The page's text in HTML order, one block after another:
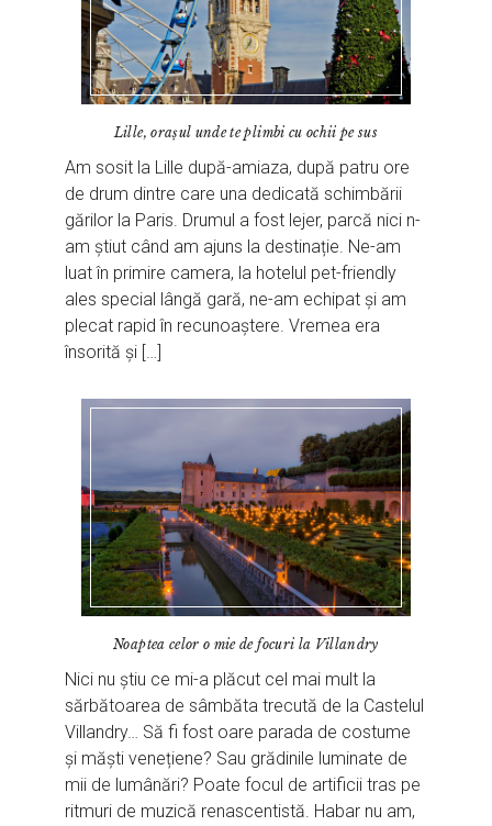
Lille, orașul unde te plimbi cu ochii pe sus
Am sosit la Lille după-amiaza, după patru ore
de drum dintre care una dedicată schimbării
gărilor la Paris. Drumul a fost lejer, parcă nici n-
am știut când am ajuns la destinație. Ne-am
luat în primire camera, la hotelul pet-friendly
ales special lângă gară, ne-am echipat și am
plecat rapid în recunoaștere. Vremea era
însorită și […]
Noaptea celor o mie de focuri la Villandry
Nici nu știu ce mi-a plăcut cel mai mult la
sărbătoarea de sâmbăta trecută de la Castelul
Villandry… Să fi fost oare parada de costume
și măști venețiene? Sau grădinile luminate de
mii de lumânări? Poate focul de artificii tras pe
ritmuri de muzică renascentistă. Habar nu am,